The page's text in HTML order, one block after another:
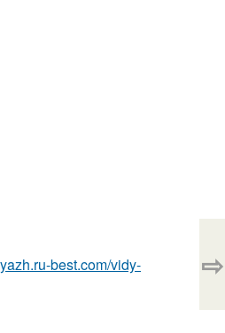
best.com/vidy-
⇨